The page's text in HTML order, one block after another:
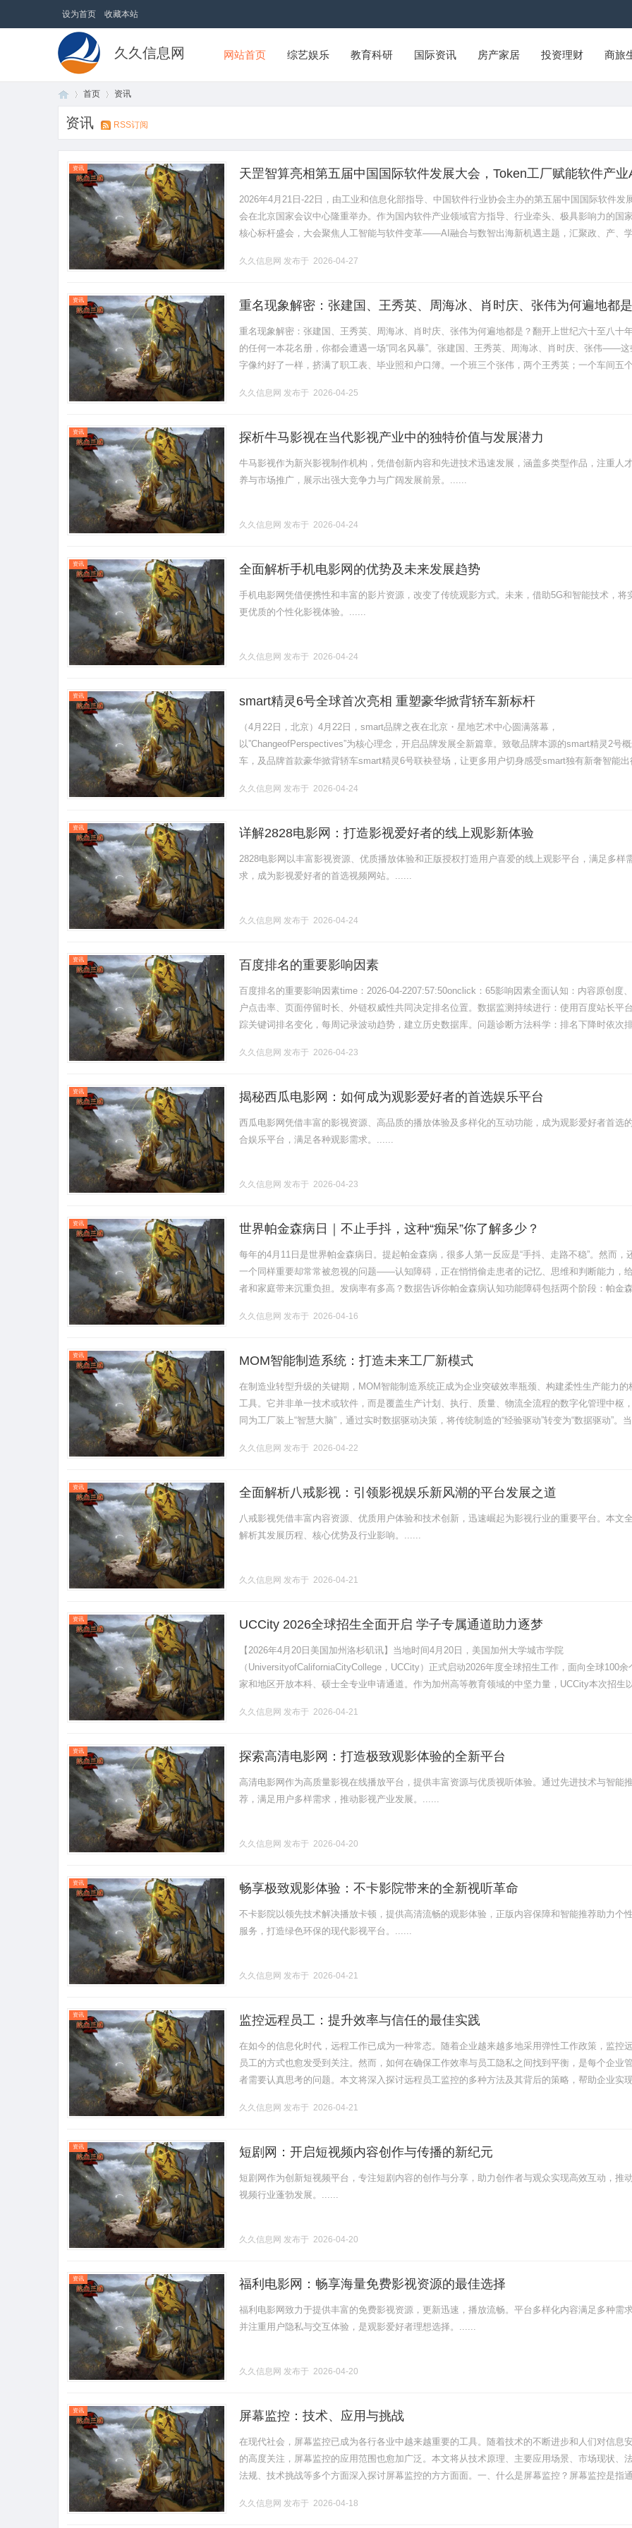
设为首页 收藏本站
久久信息网 网站首页 综艺娱乐 教育科研 国际资讯 房产家居 投资理财 商旅
首页 资讯
资讯 RSS订阅
资讯
天罡智算亮相第五届中国国际软件发展大会，Token工厂赋能软件产业
升级
2026年4月21日-22日，由工业和信息化部指导、中国软件行业协会主办的第五届中国国际软件发
会在北京国家会议中心隆重举办。作为国内软件产业领域官方指导、行业牵头、极具影响力的国
核心标杆盛会，大会聚焦人工智能与软件变革——AI融合与数智出海新机遇主题，汇聚政、产、学
久久信息网 发布于 2026-04-27
资讯 重名现象解密：张建国、王秀英、周海冰、肖时庆、张伟为何遍地都是
重名现象解密：张建国、王秀英、周海冰、肖时庆、张伟为何遍地都是？翻开上世纪六十至八十
的任何一本花名册，你都会遭遇一场“同名风暴”。张建国、王秀英、周海冰、肖时庆、张伟——这
字像约好了一样，挤满了职工表、毕业照和户口簿。一个班三个张伟，两个王秀英；一个车间五
体.........
久久信息网 发布于 2026-04-25
资讯 探析牛马影视在当代影视产业中的独特价值与发展潜力
牛马影视作为新兴影视制作机构，凭借创新内容和先进技术迅速发展，涵盖多类型作品，注重人
养与市场推广，展示出强大竞争力与广阔发展前景。......
久久信息网 发布于 2026-04-24
资讯 全面解析手机电影网的优势及未来发展趋势
手机电影网凭借便携性和丰富的影片资源，改变了传统观影方式。未来，借助5G和智能技术，将
更优质的个性化影视体验。......
久久信息网 发布于 2026-04-24
资讯 smart精灵6号全球首次亮相 重塑豪华掀背轿车新标杆
（4月22日，北京）4月22日，smart品牌之夜在北京・星地艺术中心圆满落幕，
以”ChangeofPerspectives”为核心理念，开启品牌发展全新篇章。致敬品牌本源的smart精灵2号
车，及品牌首款豪华掀背轿车smart精灵6号联袂登场，让更多用户切身感受smart独有新奢智能出
久久信息网 发布于 2026-04-24
资讯 详解2828电影网：打造影视爱好者的线上观影新体验
2828电影网以丰富影视资源、优质播放体验和正版授权打造用户喜爱的线上观影平台，满足多样
求，成为影视爱好者的首选视频网站。......
久久信息网 发布于 2026-04-24
资讯 百度排名的重要影响因素
百度排名的重要影响因素time：2026-04-2207:57:50onclick：65影响因素全面认知：内容原创度
户点击率、页面停留时长、外链权威性共同决定排名位置。数据监测持续进行：使用百度站长平
踪关键词排名变化，每周记录波动趋势，建立历史数据库。问题诊断方法科学：排名下降时依次
久久信息网 发布于 2026-04-23
资讯 揭秘西瓜电影网：如何成为观影爱好者的首选娱乐平台
西瓜电影网凭借丰富的影视资源、高品质的播放体验及多样化的互动功能，成为观影爱好者首选
合娱乐平台，满足各种观影需求。......
久久信息网 发布于 2026-04-23
资讯 世界帕金森病日｜不止手抖，这种“痴呆”你了解多少？
每年的4月11日是世界帕金森病日。提起帕金森病，很多人第一反应是“手抖、走路不稳”。然而，
一个同样重要却常常被忽视的问题——认知障碍，正在悄悄偷走患者的记忆、思维和判断能力，
者和家庭带来沉重负担。发病率有多高？数据告诉你帕金森病认知功能障碍包括两个阶段：帕金
久久信息网 发布于 2026-04-16
资讯 MOM智能制造系统：打造未来工厂新模式
在制造业转型升级的关键期，MOM智能制造系统正成为企业突破效率瓶颈、构建柔性生产能力的
工具。它并非单一技术或软件，而是覆盖生产计划、执行、质量、物流全流程的数字化管理中枢
同为工厂装上“智慧大脑”，通过实时数据驱动决策，将传统制造的“经验驱动”转变为“数据驱动”。
多.........
久久信息网 发布于 2026-04-22
资讯 全面解析八戒影视：引领影视娱乐新风潮的平台发展之道
八戒影视凭借丰富内容资源、优质用户体验和技术创新，迅速崛起为影视行业的重要平台。本文
解析其发展历程、核心优势及行业影响。......
久久信息网 发布于 2026-04-21
资讯 UCCity 2026全球招生全面开启 学子专属通道助力逐梦
【2026年4月20日美国加州洛杉矶讯】当地时间4月20日，美国加州大学城市学院
（UniversityofCaliforniaCityCollege，UCCity）正式启动2026年度全球招生工作，面向全球100余
家和地区开放本科、硕士全专业申请通道。作为加州高等教育领域的中坚力量，UCCity本次招生
久久信息网 发布于 2026-04-21
资讯 探索高清电影网：打造极致观影体验的全新平台
高清电影网作为高质量影视在线播放平台，提供丰富资源与优质视听体验。通过先进技术与智能推
荐，满足用户多样需求，推动影视产业发展。......
久久信息网 发布于 2026-04-20
资讯 畅享极致观影体验：不卡影院带来的全新视听革命
不卡影院以领先技术解决播放卡顿，提供高清流畅的观影体验，正版内容保障和智能推荐助力个
服务，打造绿色环保的现代影视平台。......
久久信息网 发布于 2026-04-21
资讯 监控远程员工：提升效率与信任的最佳实践
在如今的信息化时代，远程工作已成为一种常态。随着企业越来越多地采用弹性工作政策，监控
员工的方式也愈发受到关注。然而，如何在确保工作效率与员工隐私之间找到平衡，是每个企业
者需要认真思考的问题。本文将深入探讨远程员工监控的多种方法及其背后的策略，帮助企业实
可以及.........
久久信息网 发布于 2026-04-21
资讯 短剧网：开启短视频内容创作与传播的新纪元
短剧网作为创新短视频平台，专注短剧内容的创作与分享，助力创作者与观众实现高效互动，推
视频行业蓬勃发展。......
久久信息网 发布于 2026-04-20
资讯 福利电影网：畅享海量免费影视资源的最佳选择
福利电影网致力于提供丰富的免费影视资源，更新迅速，播放流畅。平台多样化内容满足多种需求
并注重用户隐私与交互体验，是观影爱好者理想选择。......
久久信息网 发布于 2026-04-20
资讯 屏幕监控：技术、应用与挑战
在现代社会，屏幕监控已成为各行各业中越来越重要的工具。随着技术的不断进步和人们对信息
的高度关注，屏幕监控的应用范围也愈加广泛。本文将从技术原理、主要应用场景、市场现状、
法规、技术挑战等多个方面深入探讨屏幕监控的方方面面。一、什么是屏幕监控？屏幕监控是指
屏幕上所.........
久久信息网 发布于 2026-04-18